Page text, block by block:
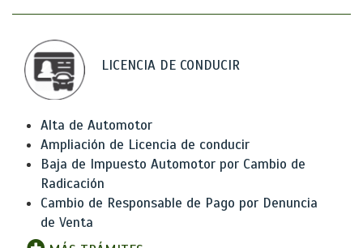
LICENCIA DE CONDUCIR
Alta de Automotor
Ampliación de Licencia de conducir
Baja de Impuesto Automotor por Cambio de
Radicación
Cambio de Responsable de Pago por Denuncia
de Venta